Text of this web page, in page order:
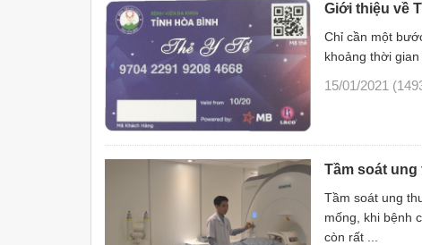
Giới thiệu về
Chỉ cần một
khoảng thời
15/01/2021
Tầm soát
Tầm soát ung
mống, khi bệnh
còn rất ...